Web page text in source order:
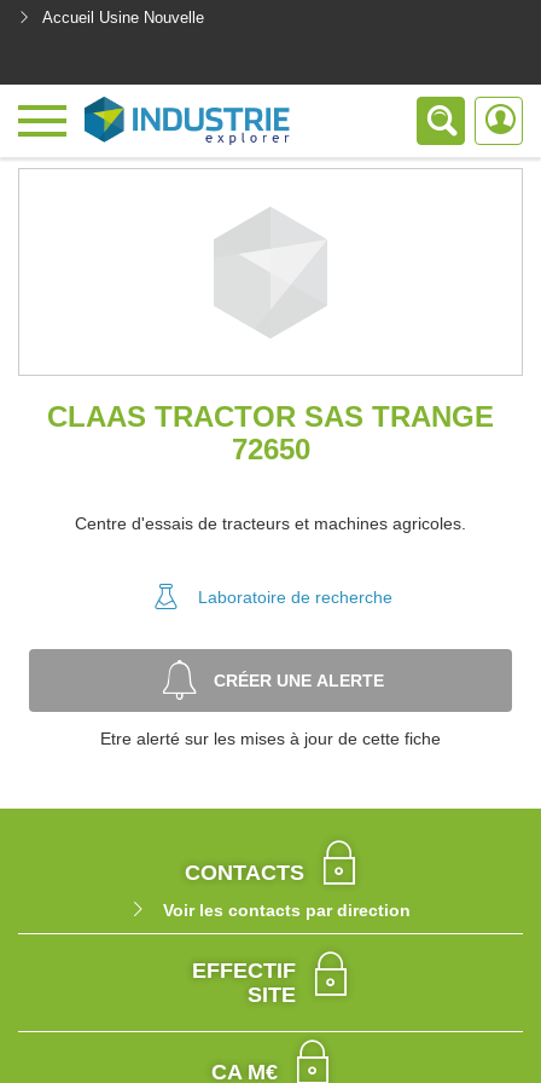
Accueil Usine Nouvelle
CLAAS TRACTOR SAS TRANGE
72650
Centre d'essais de tracteurs et machines agricoles.
Laboratoire de recherche
CRÉER UNE ALERTE
Etre alerté sur les mises à jour de cette fiche
CONTACTS
Voir les contacts par direction
EFFECTIF
SITE
CA M€